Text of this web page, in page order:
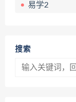
易学2
搜索